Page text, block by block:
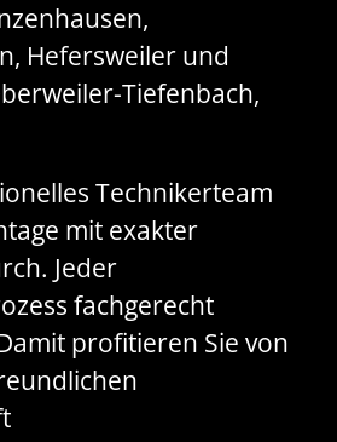
Hefersweiler und
Tiefenbach,
Technikerteam
mit exakter
Jeder
fachgerecht
profitieren Sie von